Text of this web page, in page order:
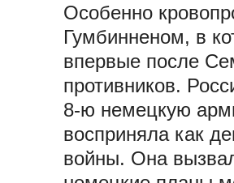
Особенно
Гумбинненом, в
впервые после
противников.
8-ю немецкую
восприняла как
войны. Она